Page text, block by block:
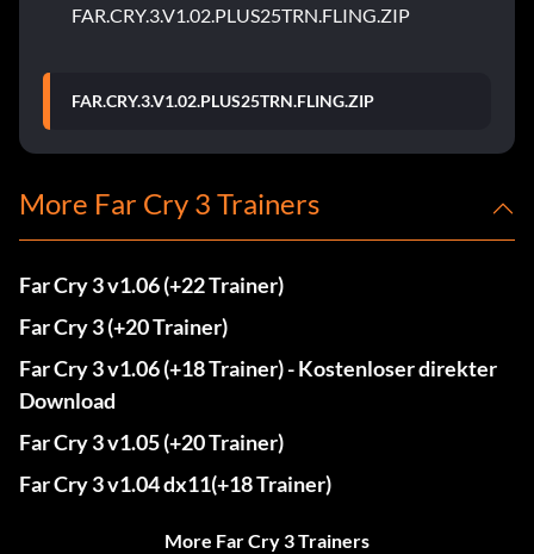
FAR.CRY.3.V1.02.PLUS25TRN.FLING.ZIP
FAR.CRY.3.V1.02.PLUS25TRN.FLING.ZIP
More Far Cry 3 Trainers
Far Cry 3 v1.06 (+22 Trainer)
Far Cry 3 (+20 Trainer)
Far Cry 3 v1.06 (+18 Trainer) - Kostenloser direkter
Download
Far Cry 3 v1.05 (+20 Trainer)
Far Cry 3 v1.04 dx11(+18 Trainer)
More Far Cry 3 Trainers